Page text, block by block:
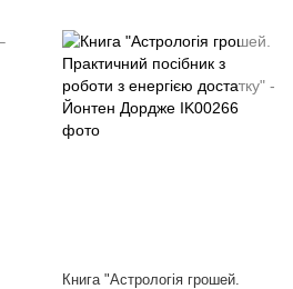
Книга "Астрологія грошей.